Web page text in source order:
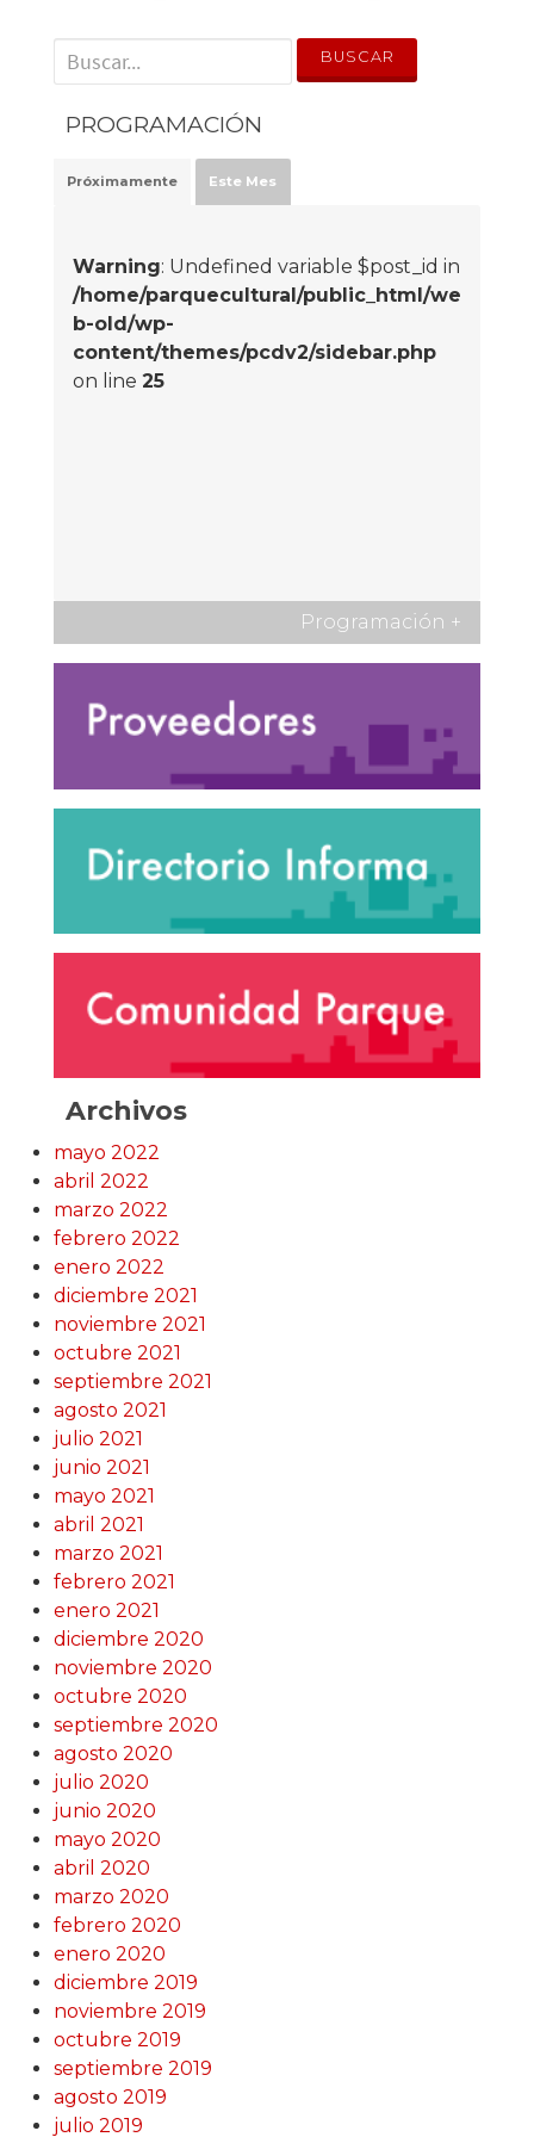
' . __('Search for:') . '
PROGRAMACIÓN
Próximamente Este Mes
Warning: Undefined variable $post_id in
/home/parquecultural/public_html/we
b-old/wp-
content/themes/pcdv2/sidebar.php
on line 25
Programación +
Archivos
mayo 2022
abril 2022
marzo 2022
febrero 2022
enero 2022
diciembre 2021
noviembre 2021
octubre 2021
septiembre 2021
agosto 2021
julio 2021
junio 2021
mayo 2021
abril 2021
marzo 2021
febrero 2021
enero 2021
diciembre 2020
noviembre 2020
octubre 2020
septiembre 2020
agosto 2020
julio 2020
junio 2020
mayo 2020
abril 2020
marzo 2020
febrero 2020
enero 2020
diciembre 2019
noviembre 2019
octubre 2019
septiembre 2019
agosto 2019
julio 2019